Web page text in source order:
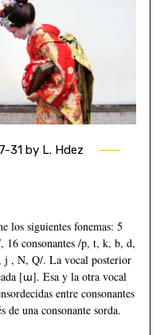
31 by L. Hdez
los siguientes fonemas: 5
16 consonantes /p, t, k, b, d,
j , N, Q/. La vocal posterior
[ɯ]. Esa y la otra vocal
entre consonantes
de una consonante sorda.